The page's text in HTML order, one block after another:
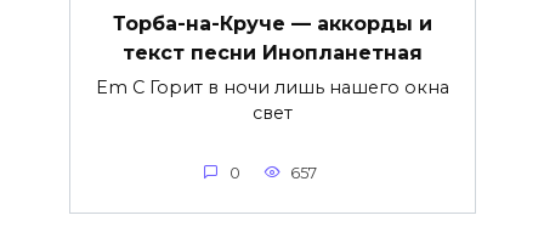
Торба-на-Круче — аккорды и
текст песни Инопланетная
Em C Горит в ночи лишь нашего окна
свет
0 657